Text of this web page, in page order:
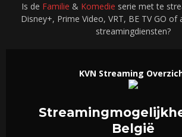
Is de Familie & Komedie serie met te
Disney+, Prime Video, VRT, BE TV GO of
streamingdiensten?
KVN Streaming
België